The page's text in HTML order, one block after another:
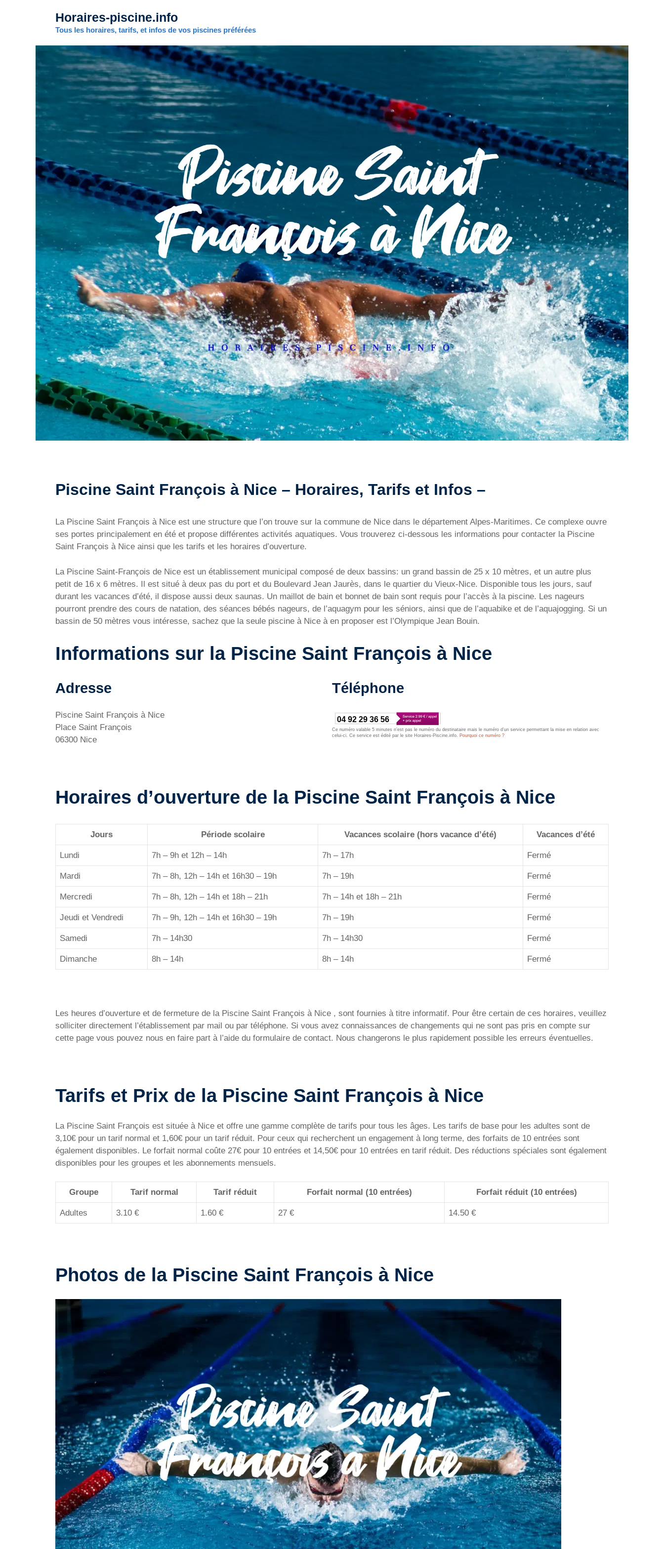
Horaires-piscine.info
Tous les horaires, tarifs, et infos de vos piscines préférées
Piscine Saint François à Nice – Horaires, Tarifs et Infos –
La Piscine Saint François à Nice est une structure que l’on trouve sur la commune de Nice dans le département Alpes-Maritimes. Ce complexe ouvre
ses portes principalement en été et propose différentes activités aquatiques. Vous trouverez ci-dessous les informations pour contacter la Piscine
Saint François à Nice ainsi que les tarifs et les horaires d’ouverture.
La Piscine Saint-François de Nice est un établissement municipal composé de deux bassins: un grand bassin de 25 x 10 mètres, et un autre plus
petit de 16 x 6 mètres. Il est situé à deux pas du port et du Boulevard Jean Jaurès, dans le quartier du Vieux-Nice. Disponible tous les jours, sauf
durant les vacances d’été, il dispose aussi deux saunas. Un maillot de bain et bonnet de bain sont requis pour l’accès à la piscine. Les nageurs
pourront prendre des cours de natation, des séances bébés nageurs, de l’aquagym pour les séniors, ainsi que de l’aquabike et de l’aquajogging. Si un
bassin de 50 mètres vous intéresse, sachez que la seule piscine à Nice à en proposer est l’Olympique Jean Bouin.
Informations sur la Piscine Saint François à Nice
Adresse
Piscine Saint François à Nice
Place Saint François
06300 Nice
Téléphone
04 92 29 36 56
Ce numéro valable 5 minutes n’est pas le numéro du destinataire mais le numéro d’un service permettant la mise en relation avec
celui-ci. Ce service est édité par le site Horaires-Piscine.info. Pourquoi ce numéro ?
Horaires d’ouverture de la Piscine Saint François à Nice
Jours Période scolaire Vacances scolaire (hors vacance d’été) Vacances d’été
Lundi 7h – 9h et 12h – 14h 7h – 17h Fermé
Mardi 7h – 8h, 12h – 14h et 16h30 – 19h 7h – 19h Fermé
Mercredi 7h – 8h, 12h – 14h et 18h – 21h 7h – 14h et 18h – 21h Fermé
Jeudi et Vendredi 7h – 9h, 12h – 14h et 16h30 – 19h 7h – 19h Fermé
Samedi 7h – 14h30 7h – 14h30 Fermé
Dimanche 8h – 14h 8h – 14h Fermé
Les heures d’ouverture et de fermeture de la Piscine Saint François à Nice , sont fournies à titre informatif. Pour être certain de ces horaires, veuillez
solliciter directement l’établissement par mail ou par téléphone. Si vous avez connaissances de changements qui ne sont pas pris en compte sur
cette page vous pouvez nous en faire part à l’aide du formulaire de contact. Nous changerons le plus rapidement possible les erreurs éventuelles.
Tarifs et Prix de la Piscine Saint François à Nice
La Piscine Saint François est située à Nice et offre une gamme complète de tarifs pour tous les âges. Les tarifs de base pour les adultes sont de
3,10€ pour un tarif normal et 1,60€ pour un tarif réduit. Pour ceux qui recherchent un engagement à long terme, des forfaits de 10 entrées sont
également disponibles. Le forfait normal coûte 27€ pour 10 entrées et 14,50€ pour 10 entrées en tarif réduit. Des réductions spéciales sont également
disponibles pour les groupes et les abonnements mensuels.
Groupe Tarif normal Tarif réduit Forfait normal (10 entrées) Forfait réduit (10 entrées)
Adultes 3.10 € 1.60 € 27 € 14.50 €
Photos de la Piscine Saint François à Nice